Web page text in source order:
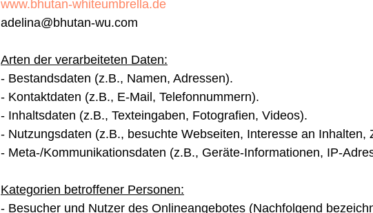
www.bhutan-whiteumbrella.de
adelina@bhutan-wu.com
Arten der verarbeiteten Daten:
- Bestandsdaten (z.B., Namen, Adressen).
- Kontaktdaten (z.B., E-Mail, Telefonnummern).
- Inhaltsdaten (z.B., Texteingaben, Fotografien, Videos).
- Nutzungsdaten (z.B., besuchte Webseiten, Interesse an Inhalten,
- Meta-/Kommunikationsdaten (z.B., Geräte-Informationen, IP-
Kategorien betroffener Personen:
- Besucher und Nutzer des Onlineangebotes (Nachfolgend